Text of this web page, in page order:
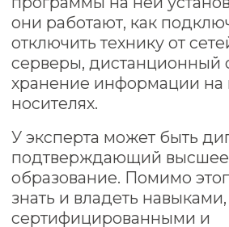
Как происходит
компьютерная
экспертиза